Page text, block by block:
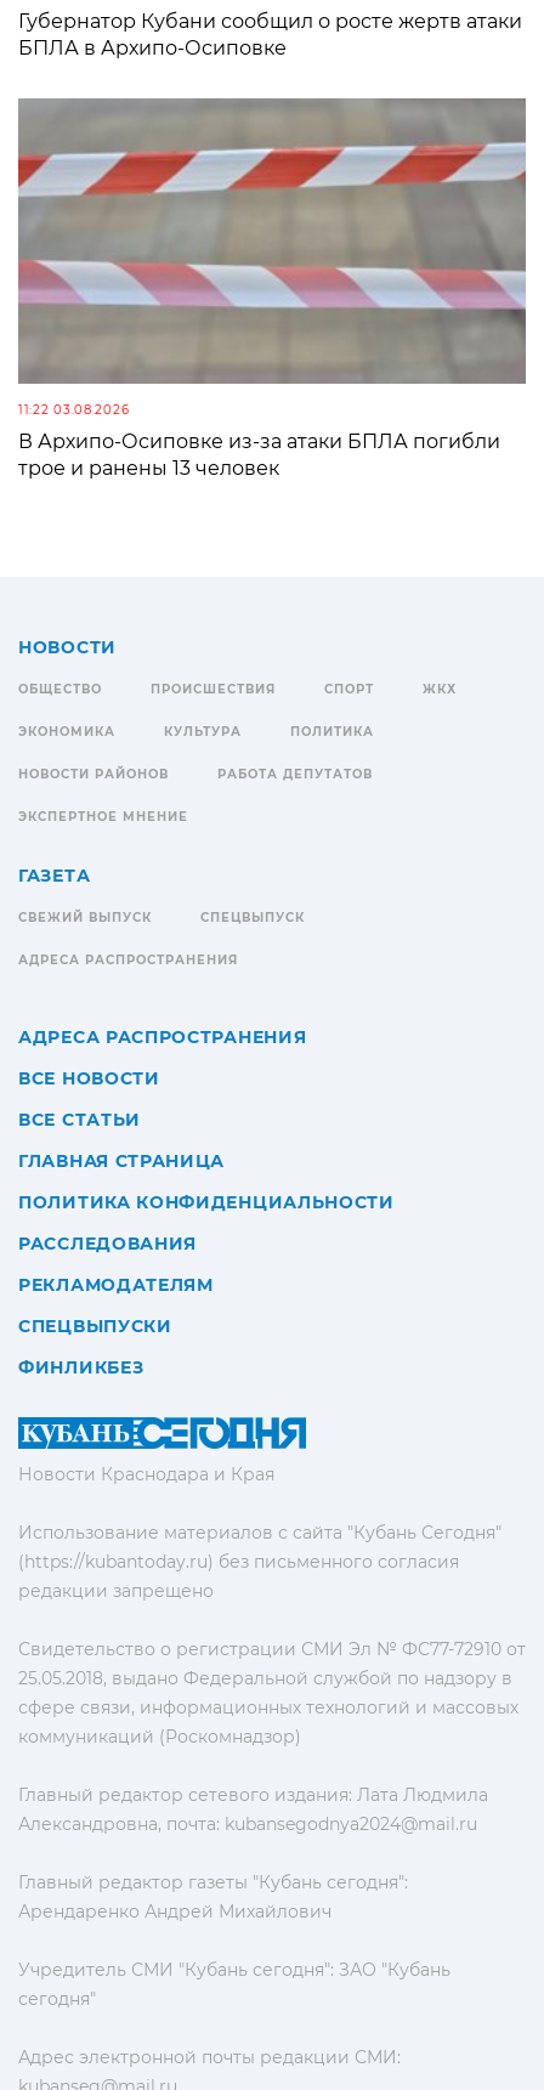
Губернатор Кубани сообщил о росте жертв атаки
БПЛА в Архипо-Осиповке
11:22 03.08.2026
В Архипо-Осиповке из-за атаки БПЛА погибли
трое и ранены 13 человек
Новости Краснодара и Края
Использование материалов с сайта "Кубань Сегодня"
(https://kubantoday.ru) без письменного согласия
редакции запрещено
Свидетельство о регистрации СМИ Эл № ФС77-72910 от
25.05.2018, выдано Федеральной службой по надзору в
сфере связи, информационных технологий и массовых
коммуникаций (Роскомнадзор)
Главный редактор сетевого издания: Лата Людмила
Александровна, почта: kubansegodnya2024@mail.ru
Главный редактор газеты "Кубань сегодня":
Арендаренко Андрей Михайлович
Учредитель СМИ "Кубань сегодня": ЗАО "Кубань
сегодня"
Адрес электронной почты редакции СМИ:
НОВОСТИ
ОБЩЕСТВО ПРОИСШЕСТВИЯ СПОРТ ЖКХ
ЭКОНОМИКА КУЛЬТУРА ПОЛИТИКА
НОВОСТИ РАЙОНОВ РАБОТА ДЕПУТАТОВ
ЭКСПЕРТНОЕ МНЕНИЕ
ГАЗЕТА
СВЕЖИЙ ВЫПУСК СПЕЦВЫПУСК
АДРЕСА РАСПРОСТРАНЕНИЯ
АДРЕСА РАСПРОСТРАНЕНИЯ
ВСЕ НОВОСТИ
ВСЕ СТАТЬИ
ГЛАВНАЯ СТРАНИЦА
ПОЛИТИКА КОНФИДЕНЦИАЛЬНОСТИ
РАССЛЕДОВАНИЯ
РЕКЛАМОДАТЕЛЯМ
СПЕЦВЫПУСКИ
ФИНЛИКБЕЗ